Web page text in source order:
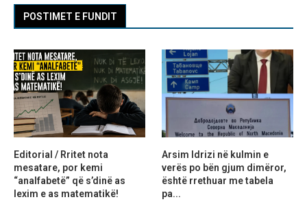
POSTIMET E FUNDIT
Editorial / Rritet nota
mesatare, por kemi
“analfabetë” që s’dinë as
lexim e as matematikë!
Arsim Idrizi në kulmin e
verës po bën gjum dimëror,
është rrethuar me tabela
pa...